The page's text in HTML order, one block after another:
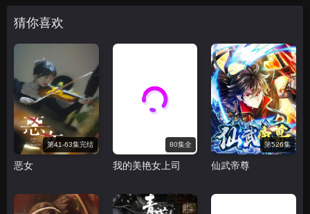
猜你喜欢
第41-63集完结
恶女
80集全
我的美艳女上司
第526集
仙武帝尊